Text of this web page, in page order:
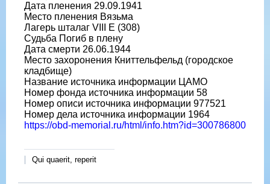
Дата пленения 29.09.1941
Место пленения Вязьма
Лагерь шталаг VIII E (308)
Судьба Погиб в плену
Дата смерти 26.06.1944
Место захоронения Книттельфельд (городское
кладбище)
Название источника информации ЦАМО
Номер фонда источника информации 58
Номер описи источника информации 977521
Номер дела источника информации 1964
https://obd-memorial.ru/html/info.htm?id=300786800
Qui quaerit, reperit